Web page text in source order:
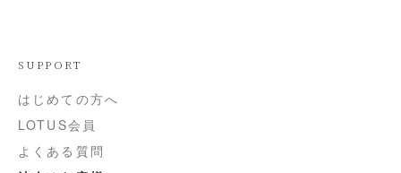
SUPPORT
はじめての方へ
LOTUS会員
よくある質問